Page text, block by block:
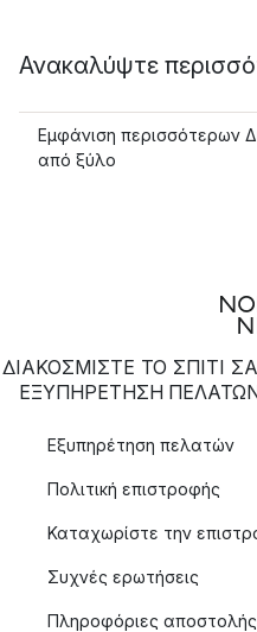
Ανακαλύψτε
Εμφάνιση περισσότερων
από ξύλο
ΔΙΑΚΟΣΜΙΣΤΕ ΤΟ ΣΠΙΤΙ
ΕΞΥΠΗΡΈΤΗΣΗ
Εξυπηρέτηση πελατών
Πολιτική επιστροφής
Καταχωρίστε την
Συχνές ερωτήσεις
Πληροφόριες αποστολής